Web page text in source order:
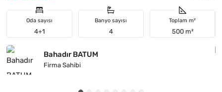
Oda sayısı
4+1
Banyo sayısı
4
Toplam m²
500 m²
Bahadır BATUM
Firma Sahibi